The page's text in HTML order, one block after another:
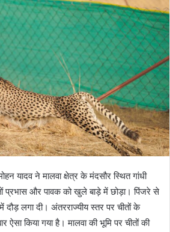
यादव ने मालवा क्षेत्र के मंदसौर स्थित गांधी
प्रभास और पावक को खुले बाड़े में छोड़ा। पिंजरे से
लगा दी। अंतरराज्यीय स्तर पर चीतों के
ऐसा किया गया है। मालवा की भूमि पर चीतों की